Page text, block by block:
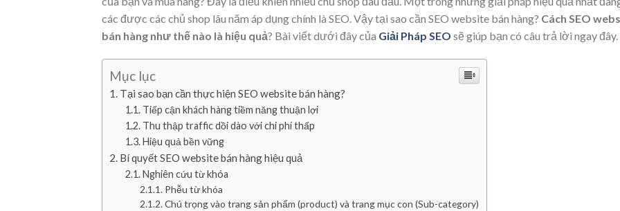
các được các chủ shop lâu năm áp dụng chính là SEO. Vậy tại sao cần SEO website bán hàng? Cách SEO
bán hàng như thế nào là hiệu quả? Bài viết dưới đây của Giải Pháp SEO sẽ giúp bạn có câu trả lời ngay đây.
Mục lục
Tại sao bạn cần thực hiện SEO website bán hàng?
Tiếp cận khách hàng tiềm năng thuận lợi
Thu thập traffic dồi dào với chi phí thấp
Hiệu quả bền vững
Bí quyết SEO website bán hàng hiệu quả
Nghiên cứu từ khóa
Phễu từ khóa
Chú trọng vào trang sản phẩm (product) và trang mục con (Sub-category)